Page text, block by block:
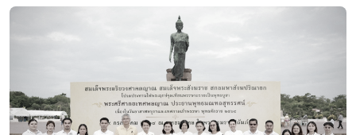
หลักสูตรนักปกครองท้องถิ่น ระดับกลาง รุ่นที่ 1 ณ
โรงแรมทินิดี บางกอก กอล์ฟ คลับ ตำบลบางกะดี
อำเภอเมืองปทุมธานี จังหวัดปทุมธานี